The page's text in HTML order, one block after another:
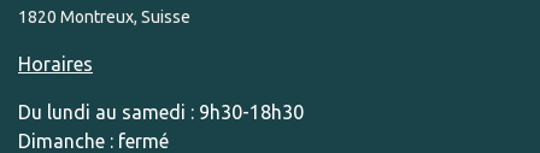
1820 Montreux, Suisse
Horaires
Du lundi au samedi : 9h30-18h30
Dimanche : fermé